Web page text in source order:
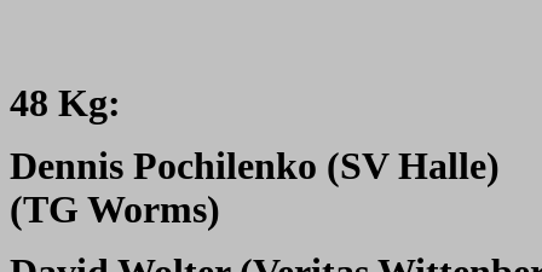
48 Kg:
Dennis Pochilenko (SV Halle)
(TG Worms)